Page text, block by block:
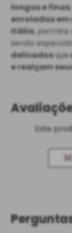
longas e finas
enroladas em
Itália, permite
sendo
delicadosque
e realçam
Este